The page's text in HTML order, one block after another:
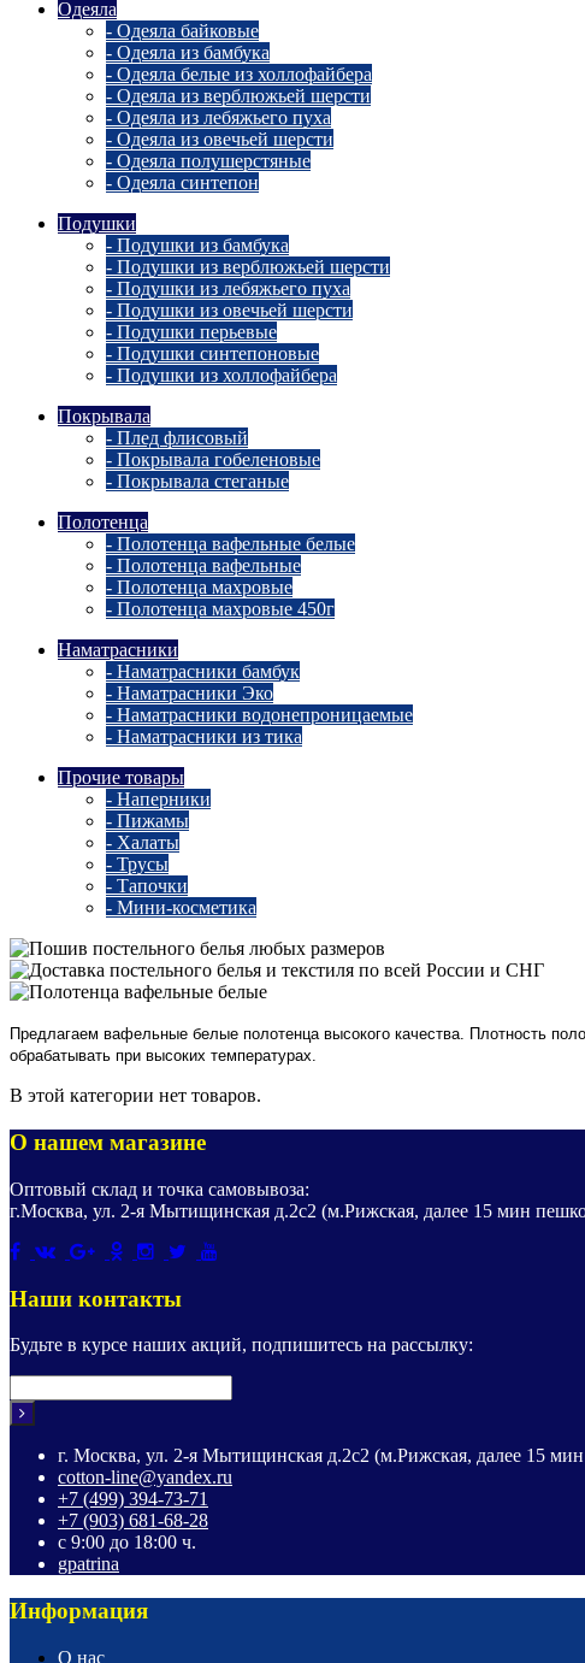
Одеяла
- Одеяла байковые
- Одеяла из бамбука
- Одеяла белые из холлофайбера
- Одеяла из верблюжьей шерсти
- Одеяла из лебяжьего пуха
- Одеяла из овечьей шерсти
- Одеяла полушерстяные
- Одеяла синтепон
Подушки
- Подушки из бамбука
- Подушки из верблюжьей шерсти
- Подушки из лебяжьего пуха
- Подушки из овечьей шерсти
- Подушки перьевые
- Подушки синтепоновые
- Подушки из холлофайбера
Покрывала
- Плед флисовый
- Покрывала гобеленовые
- Покрывала стеганые
Полотенца
- Полотенца вафельные белые
- Полотенца вафельные
- Полотенца махровые
- Полотенца махровые 450г
Наматрасники
- Наматрасники бамбук
- Наматрасники Эко
- Наматрасники водонепроницаемые
- Наматрасники из тика
Прочие товары
- Наперники
- Пижамы
- Халаты
- Трусы
- Тапочки
- Мини-косметика
Предлагаем вафельные белые полотенца высокого качества. Плотность
обрабатывать при высоких температурах.
В этой категории нет товаров.
О нашем магазине
Оптовый склад и точка самовывоза:
г.Москва, ул. 2-я Мытищинская д.2с2 (м.Рижская, далее 15 мин
Наши контакты
Будьте в курсе наших акций, подпишитесь на рассылку:
г. Москва, ул. 2-я Мытищинская д.2с2 (м.Рижская, далее 15
cotton-line@yandex.ru
+7 (499) 394-73-71
+7 (903) 681-68-28
с 9:00 до 18:00 ч.
gpatrina
Информация
О нас